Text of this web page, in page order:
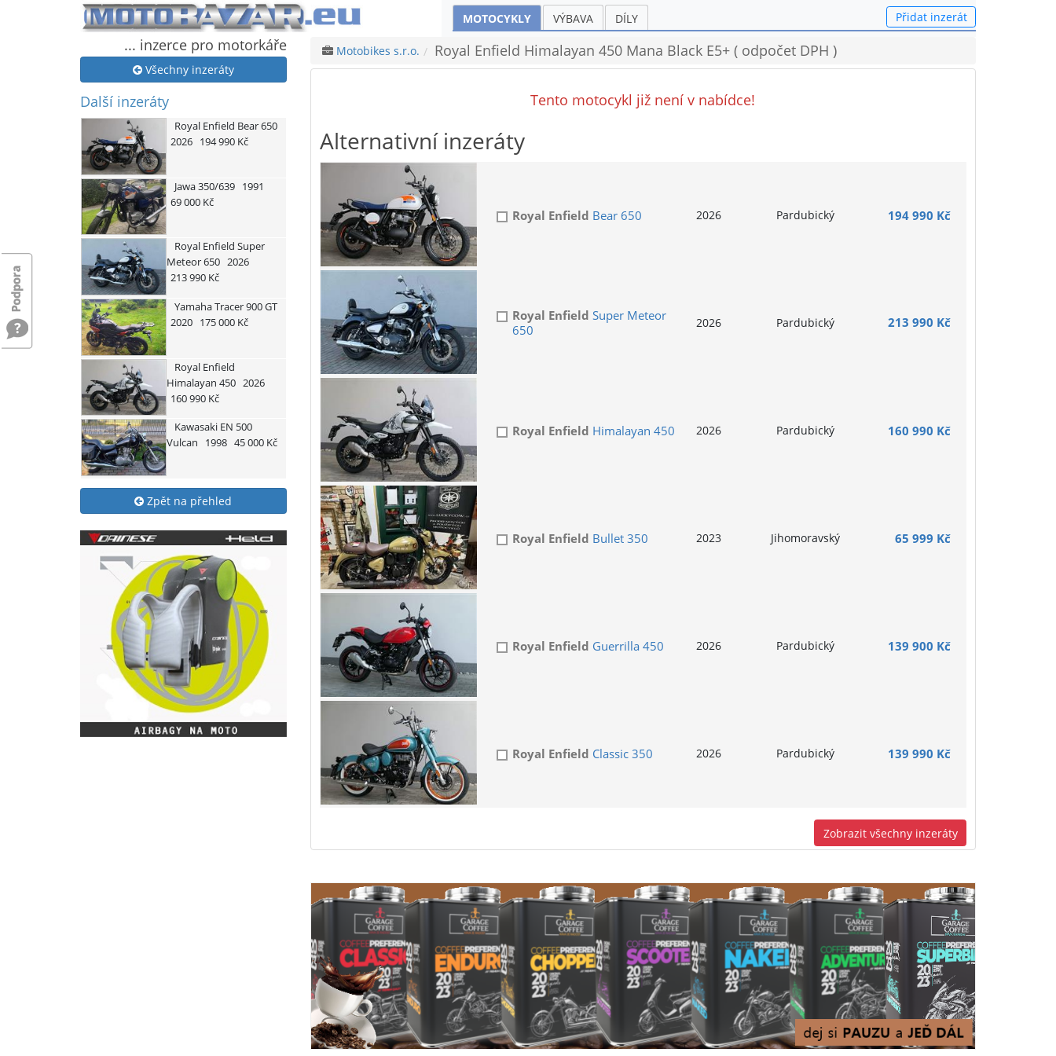
MOTOCYKLY VÝBAVA DÍLY Přidat inzerát
... inzerce pro motorkáře
Všechny inzeráty
Další inzeráty
Royal Enfield Bear 650
2026 194 990 Kč
Jawa350/639 1991
69 000 Kč
Royal Enfield Super
Meteor 650 2026
213 990 Kč
YamahaTracer 900 GT
2020 175 000 Kč
Royal Enfield
Himalayan 450 2026
160 990 Kč
KawasakiEN 500
Vulcan
1998 45 000 Kč
Zpět na přehled
Motobikes s.r.o. Royal Enfield Himalayan 450 Mana Black E5+ ( odpočet DPH )
Tento motocykl již není v nabídce!
Alternativní inzeráty
Royal Enfield Bear 650 2026 Pardubický 194 990 Kč
Royal Enfield Super Meteor
650
2026 Pardubický 213 990 Kč
Royal Enfield Himalayan 450 2026 Pardubický 160 990 Kč
Royal Enfield Bullet 350 2023 Jihomoravský 65 999 Kč
Royal Enfield Guerrilla 450 2026 Pardubický 139 900 Kč
Royal Enfield Classic 350 2026 Pardubický 139 990 Kč
Zobrazit všechny inzeráty